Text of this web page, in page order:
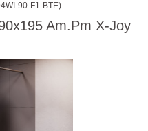
90-F1-BTE)
Am.Pm X-Joy